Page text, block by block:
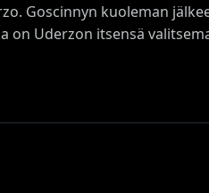
Goscinnyn kuoleman
on Uderzon itsensä